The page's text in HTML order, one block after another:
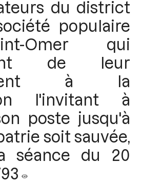
du district
populaire
Omer qui
de leur
à la
l'invitant à
poste jusqu'à
soit sauvée,
séance du 20